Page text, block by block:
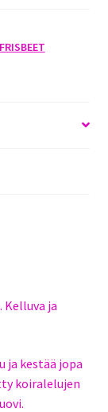
ja
ja kestää jopa
koiralelujen